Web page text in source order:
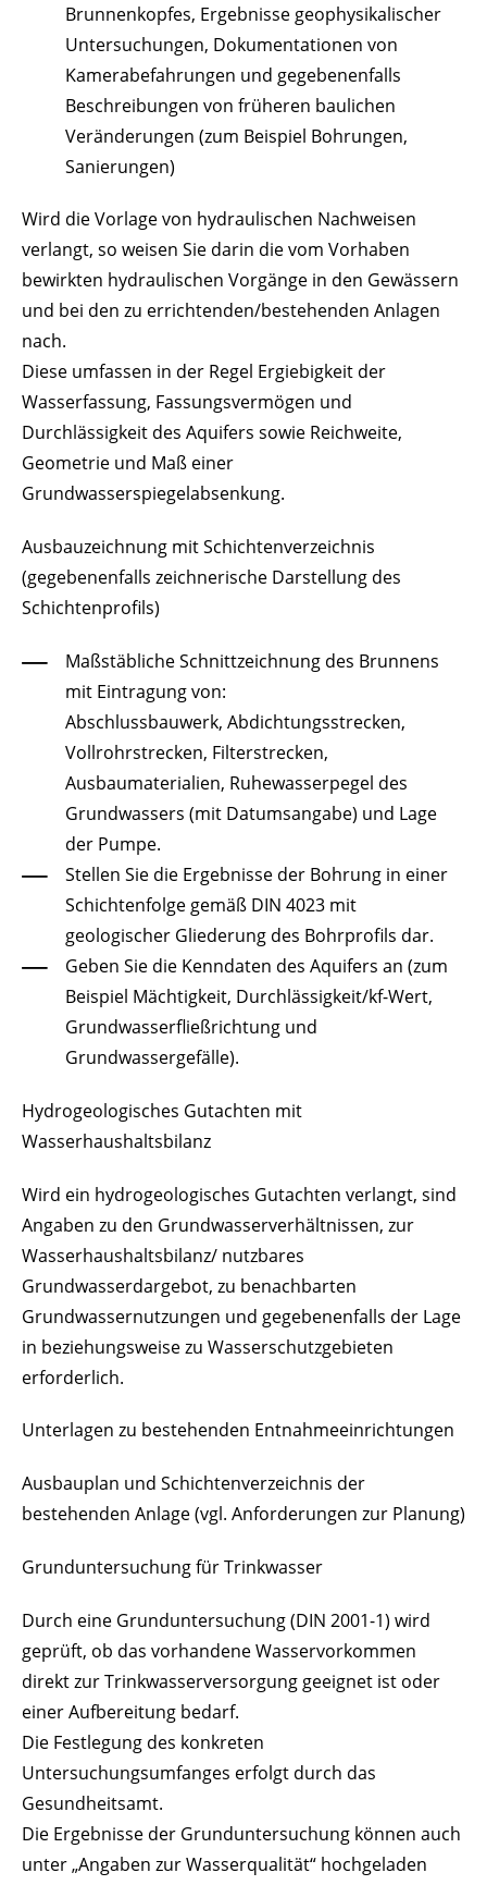
Brunnenkopfes, Ergebnisse geophysikalischer
Untersuchungen, Dokumentationen von
Kamerabefahrungen und gegebenenfalls
Beschreibungen von früheren baulichen
Veränderungen (zum Beispiel Bohrungen,
Sanierungen)
Wird die Vorlage von hydraulischen Nachweisen
verlangt, so weisen Sie darin die vom Vorhaben
bewirkten hydraulischen Vorgänge in den Gewässern
und bei den zu errichtenden/bestehenden Anlagen
nach.
Diese umfassen in der Regel Ergiebigkeit der
Wasserfassung, Fassungsvermögen und
Durchlässigkeit des Aquifers sowie Reichweite,
Geometrie und Maß einer
Grundwasserspiegelabsenkung.
Ausbauzeichnung mit Schichtenverzeichnis
(gegebenenfalls zeichnerische Darstellung des
Schichtenprofils)
Maßstäbliche Schnittzeichnung des Brunnens
mit Eintragung von:
Abschlussbauwerk, Abdichtungsstrecken,
Vollrohrstrecken, Filterstrecken,
Ausbaumaterialien, Ruhewasserpegel des
Grundwassers (mit Datumsangabe) und Lage
der Pumpe.
Stellen Sie die Ergebnisse der Bohrung in einer
Schichtenfolge gemäß DIN 4023 mit
geologischer Gliederung des Bohrprofils dar.
Geben Sie die Kenndaten des Aquifers an (zum
Beispiel Mächtigkeit, Durchlässigkeit/kf-Wert,
Grundwasserfließrichtung und
Grundwassergefälle).
Hydrogeologisches Gutachten mit
Wasserhaushaltsbilanz
Wird ein hydrogeologisches Gutachten verlangt, sind
Angaben zu den Grundwasserverhältnissen, zur
Wasserhaushaltsbilanz/ nutzbares
Grundwasserdargebot, zu benachbarten
Grundwassernutzungen und gegebenenfalls der Lage
in beziehungsweise zu Wasserschutzgebieten
erforderlich.
Unterlagen zu bestehenden Entnahmeeinrichtungen
Ausbauplan und Schichtenverzeichnis der
bestehenden Anlage (vgl. Anforderungen zur Planung)
Grunduntersuchung für Trinkwasser
Durch eine Grunduntersuchung (DIN 2001-1) wird
geprüft, ob das vorhandene Wasservorkommen
direkt zur Trinkwasserversorgung geeignet ist oder
einer Aufbereitung bedarf.
Die Festlegung des konkreten
Untersuchungsumfanges erfolgt durch das
Gesundheitsamt.
Die Ergebnisse der Grunduntersuchung können auch
unter „Angaben zur Wasserqualität“ hochgeladen